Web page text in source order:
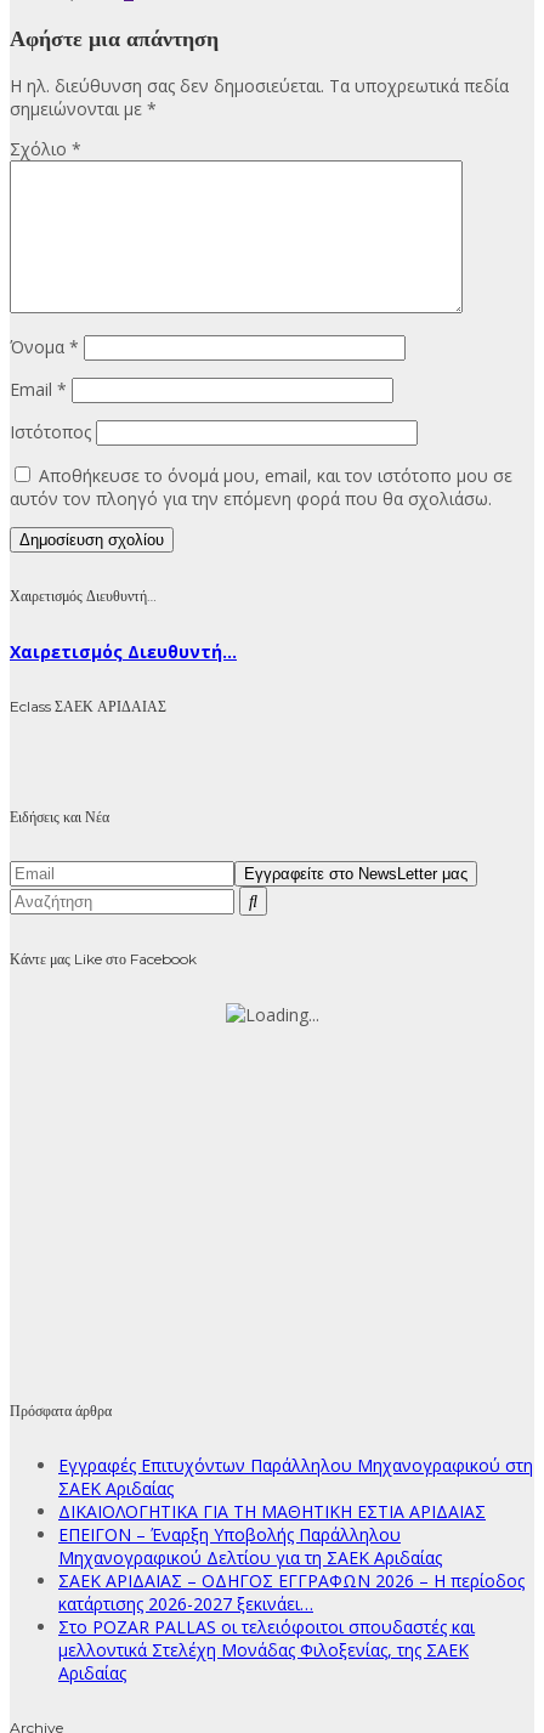
Αφήστε μια απάντηση
Η ηλ. διεύθυνση σας δεν δημοσιεύεται. Τα υποχρεωτικά πεδία
σημειώνονται με *
Σχόλιο *
Όνομα *
Email *
Ιστότοπος
Αποθήκευσε το όνομά μου, email, και τον ιστότοπο μου σε
αυτόν τον πλοηγό για την επόμενη φορά που θα σχολιάσω.
Χαιρετισμός Διευθυντή…
Χαιρετισμός Διευθυντή...
Eclass ΣΑΕΚ ΑΡΙΔΑΙΑΣ
Ειδήσεις και Νέα
Κάντε μας Like στο Facebook
Πρόσφατα άρθρα
Εγγραφές Επιτυχόντων Παράλληλου Μηχανογραφικού στη
ΣΑΕΚ Αριδαίας
ΔΙΚΑΙΟΛΟΓΗΤΙΚΑ ΓΙΑ ΤΗ ΜΑΘΗΤΙΚΗ ΕΣΤΙΑ ΑΡΙΔΑΙΑΣ
ΕΠΕΙΓΟΝ – Έναρξη Υποβολής Παράλληλου
Μηχανογραφικού Δελτίου για τη ΣΑΕΚ Αριδαίας
ΣΑΕΚ ΑΡΙΔΑΙΑΣ – ΟΔΗΓΟΣ ΕΓΓΡΑΦΩΝ 2026 – Η περίοδος
κατάρτισης 2026-2027 ξεκινάει…
Στο POZAR PALLAS οι τελειόφοιτοι σπουδαστές και
μελλοντικά Στελέχη Μονάδας Φιλοξενίας, της ΣΑΕΚ
Αριδαίας
Archive